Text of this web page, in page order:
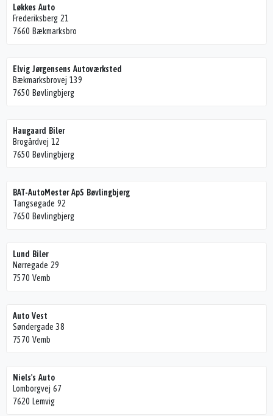
Løkkes Auto
Frederiksberg 21
7660 Bækmarksbro
Elvig Jørgensens Autoværksted
Bækmarksbrovej 139
7650 Bøvlingbjerg
Haugaard Biler
Brogårdvej 12
7650 Bøvlingbjerg
BAT-AutoMester ApS Bøvlingbjerg
Tangsøgade 92
7650 Bøvlingbjerg
Lund Biler
Nørregade 29
7570 Vemb
Auto Vest
Søndergade 38
7570 Vemb
Niels's Auto
Lomborgvej 67
7620 Lemvig